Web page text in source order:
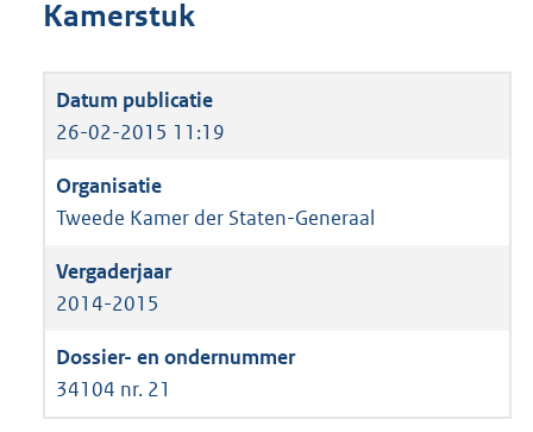
Kamerstuk
26-02-2015 11:19
Tweede Kamer der Staten-Generaal
2014-2015
34104 nr. 21